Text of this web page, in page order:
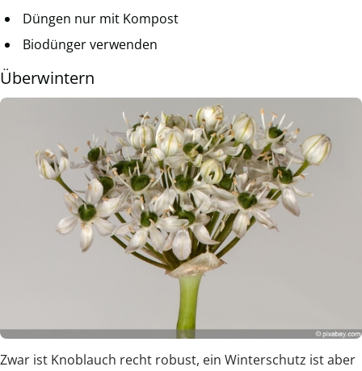
Düngen nur mit Kompost
Biodünger verwenden
Überwintern
Zwar ist Knoblauch recht robust, ein Winterschutz ist aber